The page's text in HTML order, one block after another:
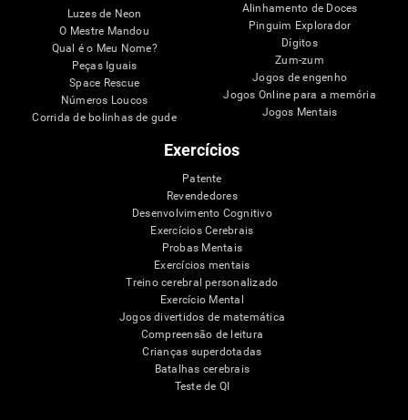
Luzes de Neon
O Mestre Mandou
Qual é o Meu Nome?
Peças Iguais
Space Rescue
Números Loucos
Corrida de bolinhas de gude
Alinhamento de Doces
Pinguim Explorador
Dígitos
Zum-zum
Jogos de engenho
Jogos Online para a memória
Jogos Mentais
Exercícios
Patente
Revendedores
Desenvolvimento Cognitivo
Exercícios Cerebrais
Probas Mentais
Exercícios mentais
Treino cerebral personalizado
Exercício Mental
Jogos divertidos de matemática
Compreensão de leitura
Crianças superdotadas
Batalhas cerebrais
Teste de QI